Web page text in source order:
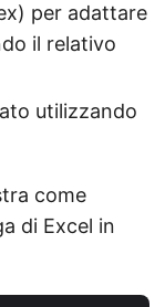
per adattare
il relativo
utilizzando
come
di Excel in